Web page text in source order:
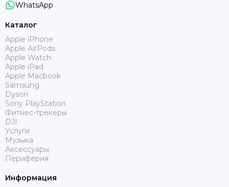
WhatsApp
Каталог
Apple iPhone
Apple AirPods
Apple Watch
Apple iPad
Apple Macbook
Samsung
Dyson
Sony PlayStation
Фитнес-трекеры
DJI
Услуги
Музыка
Аксессуары
Периферия
Информация